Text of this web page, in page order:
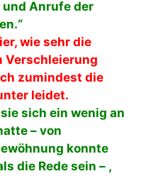
Anrufe der
wie sehr die
Verschleierung
zumindest die
leidet.
sich ein wenig an
– von
konnte
die Rede sein – ,